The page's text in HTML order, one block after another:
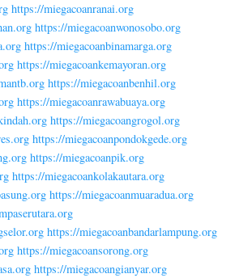
https://miegacoanranai.org
https://miegacoanwonosobo.org
https://miegacoanbinamarga.org
https://miegacoankemayoran.org
https://miegacoanbenhil.org
https://miegacoanrawabuaya.org
https://miegacoangrogol.org
https://miegacoanpondokgede.org
https://miegacoanpik.org
https://miegacoankolakautara.org
https://miegacoanmuaradua.org
https://miegacoanbandarlampung.org
https://miegacoansorong.org
https://miegacoangianyar.org